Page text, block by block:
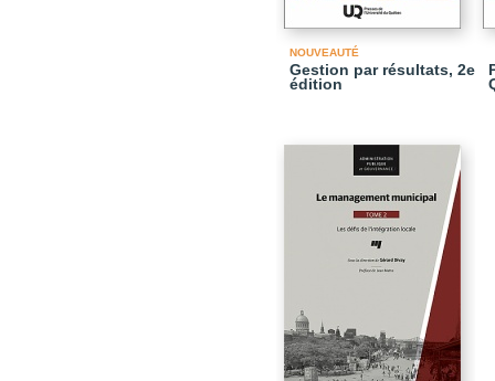
NOUVEAUTÉ
Gestion par résultats, 2e
édition